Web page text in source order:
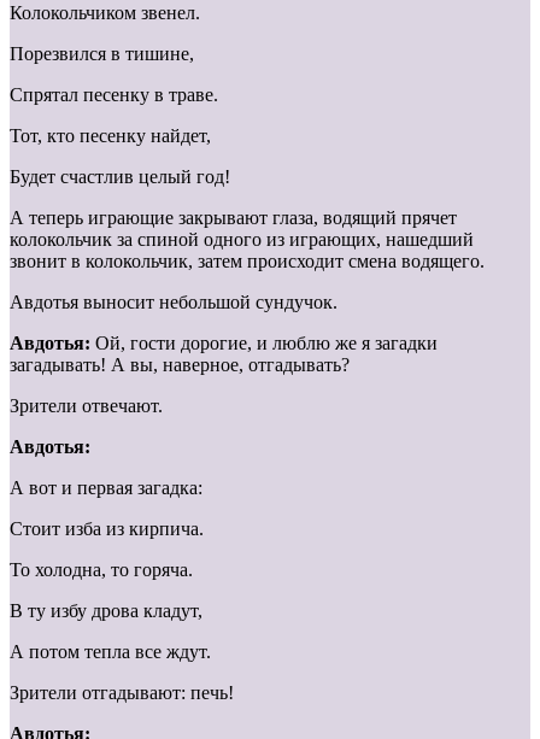
Колокольчиком звенел.
Порезвился в тишине,
Спрятал песенку в траве.
Тот, кто песенку найдет,
Будет счастлив целый год!
А теперь играющие закрывают глаза, водящий прячет
колокольчик за спиной одного из играющих, нашедший
звонит в колокольчик, затем происходит смена водящего.
Авдотья выносит небольшой сундучок.
Авдотья: Ой, гости дорогие, и люблю же я загадки
загадывать! А вы, наверное, отгадывать?
Зрители отвечают.
Авдотья:
А вот и первая загадка:
Стоит изба из кирпича.
То холодна, то горяча.
В ту избу дрова кладут,
А потом тепла все ждут.
Зрители отгадывают: печь!
Авдотья: